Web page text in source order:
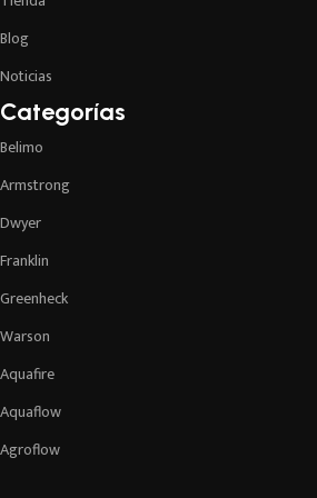
Blog
Noticias
Categorías
Belimo
Armstrong
Dwyer
Franklin
Greenheck
Warson
Aquafire
Aquaflow
Agroflow